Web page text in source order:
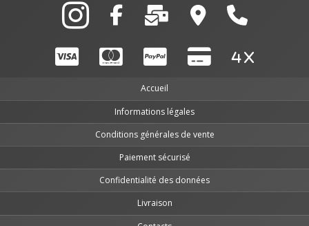
Accueil
Informations légales
Conditions générales de vente
Paiement sécurisé
Confidentialité des données
Livraison